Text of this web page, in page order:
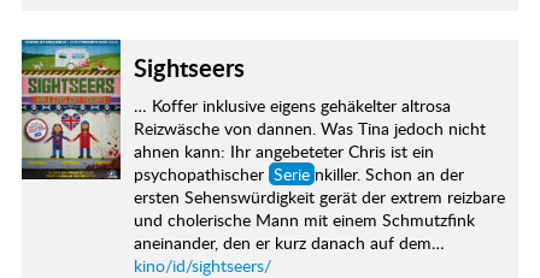
Sightseers
… Koffer inklusive eigens gehäkelter altrosa
Reizwäsche von dannen. Was Tina jedoch nicht
ahnen kann: Ihr angebeteter Chris ist ein
psychopathischer Serie nkiller. Schon an der
ersten Sehenswürdigkeit gerät der extrem reizbare
und cholerische Mann mit einem Schmutzfink
aneinander, den er kurz danach auf dem…
kino/id/sightseers/